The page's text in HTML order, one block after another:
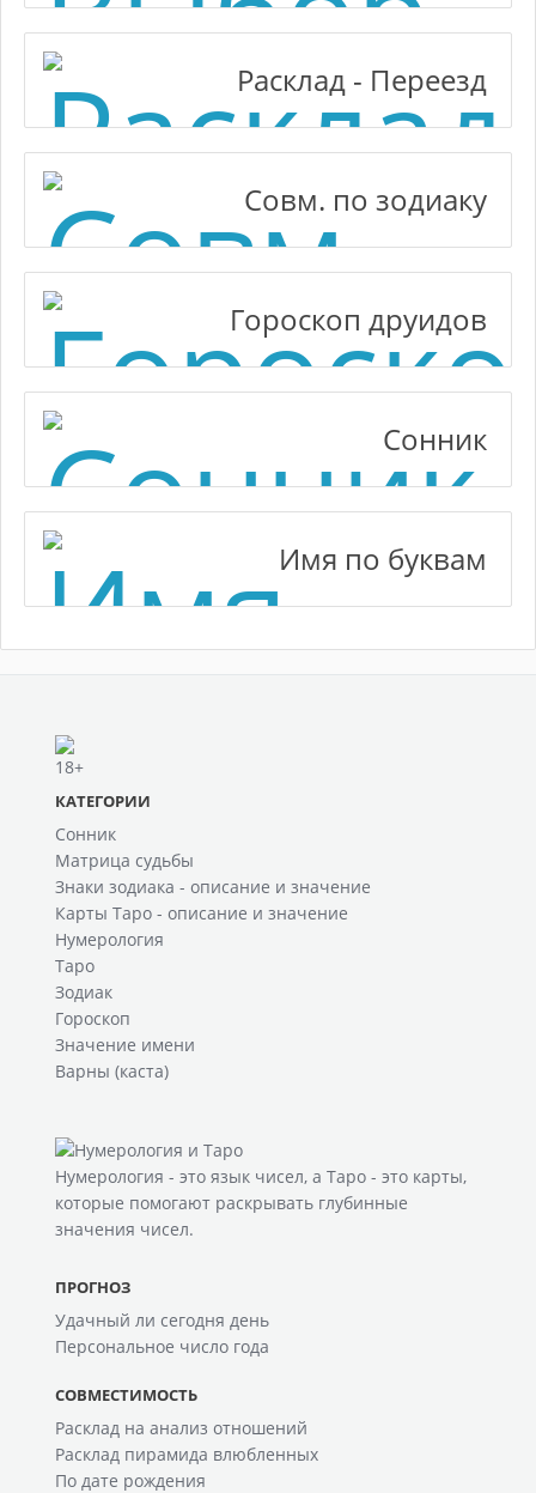
Расклад - Переезд
Совм. по зодиаку
Гороскоп друидов
Сонник
Имя по буквам
КАТЕГОРИИ
Сонник
Матрица судьбы
Знаки зодиака - описание и значение
Карты Таро - описание и значение
Нумерология
Таро
Зодиак
Гороскоп
Значение имени
Варны (каста)
Нумерология - это язык чисел, а Таро - это карты,
которые помогают раскрывать глубинные
значения чисел.
ПРОГНОЗ
Удачный ли сегодня день
Персональное число года
СОВМЕСТИМОСТЬ
Расклад на анализ отношений
Расклад пирамида влюбленных
По дате рождения